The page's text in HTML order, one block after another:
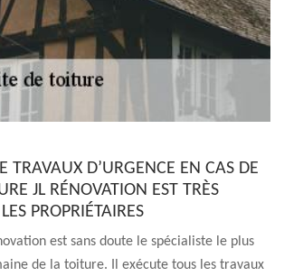
TRAVAUX D’URGENCE EN CAS DE
JL RÉNOVATION EST TRÈS
PROPRIÉTAIRES
est sans doute le spécialiste le plus
de la toiture. Il exécute tous les travaux